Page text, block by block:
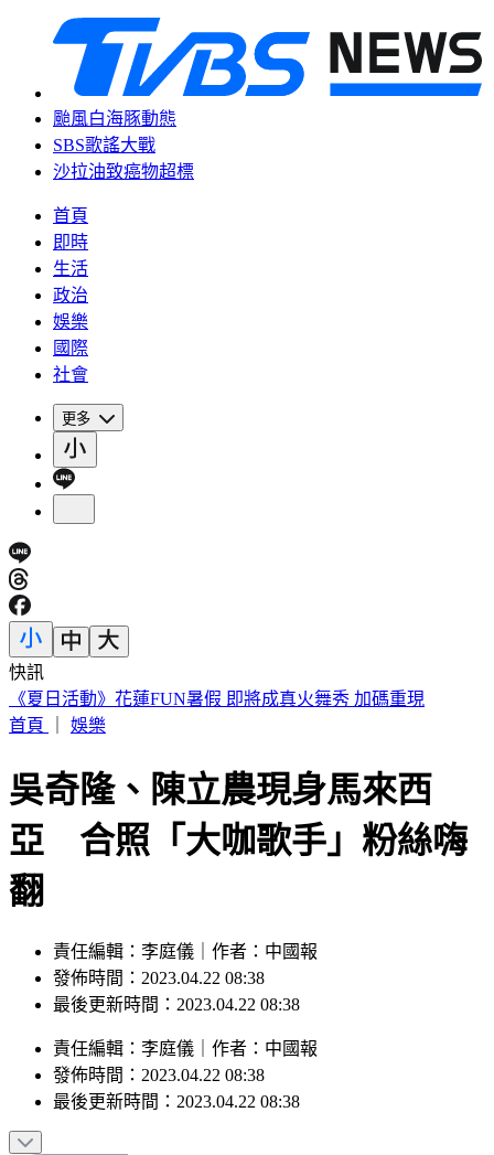
颱風白海豚動態
SBS歌謠大戰
沙拉油致癌物超標
首頁
即時
生活
政治
娛樂
國際
社會
更多
快訊
188萬《龍藏經》賣掉了！大戶不甩7折 店員爆「付現買原
價」
吳奇隆、陳立農現身馬來西
亞 合照「大咖歌手」粉絲嗨
翻
責任編輯：李庭儀｜作者：中國報
發佈時間：2023.04.22 08:38
責任編輯 ： 李庭儀｜作者：
發佈時間：2023.04.22 08:38